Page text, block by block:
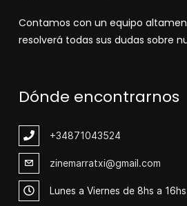
Contamos con un equipo
resolverá todas sus dudas sobre
Dónde encontrarnos
+34871043524
zinemarratxi@gmail.com
Lunes a Viernes de 8hs a 16hs